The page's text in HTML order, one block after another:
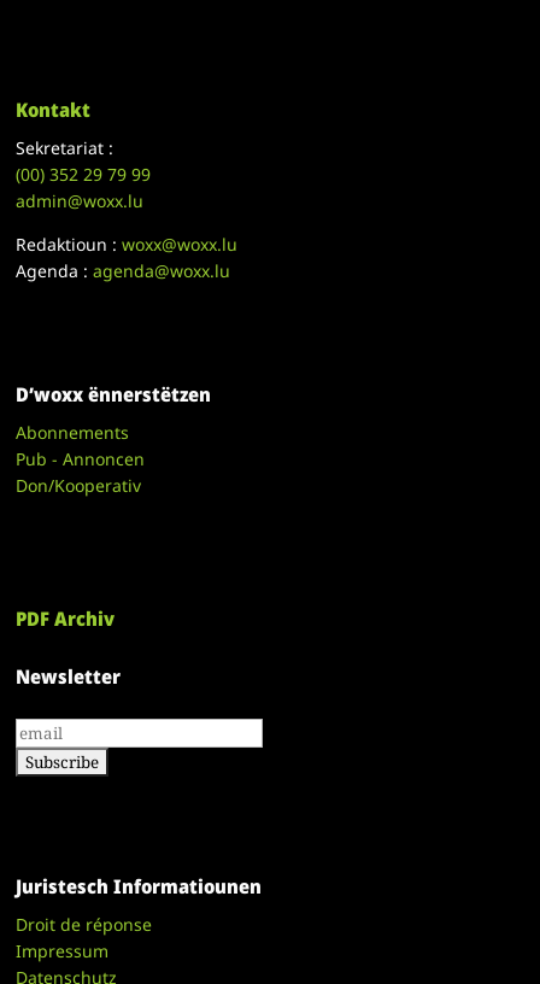
Kontakt
Sekretariat :
(00)352 29 79 99
admin@woxx.lu
Redaktioun :woxx@woxx.lu
Agenda :agenda@woxx.lu
D’woxx ënnerstëtzen
Abonnements
Pub - Annoncen
Don/Kooperativ
PDF Archiv
Newsletter
Juristesch Informatiounen
Droit de réponse
Impressum
Datenschutz